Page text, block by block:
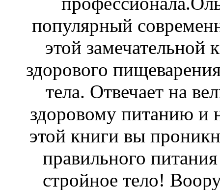
популярный
этой замечательной
здорового
тела. Отвечает на
здоровому питанию и
этой книги вы
правильного
стройное тело!